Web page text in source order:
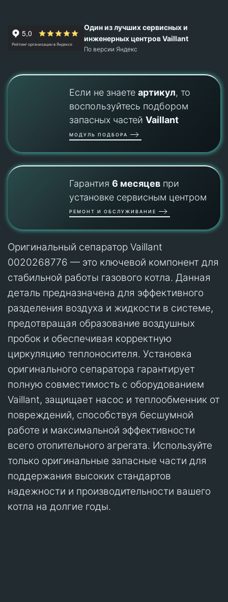
Один из лучших сервисных и
инженерных центров Vaillant
По версии Яндекс
Если не знаете артикул, то
воспользуйтесь подбором
запасных частей Vaillant
МОДУЛЬ ПОДБОРА
Гарантия 6 месяцевпри
установке сервисным центром
РЕМОНТ И ОБСЛУЖИВАНИЕ
Оригинальный сепаратор Vaillant
0020268776 — это ключевой компонент для
стабильной работы газового котла. Данная
деталь предназначена для эффективного
разделения воздуха и жидкости в системе,
предотвращая образование воздушных
пробок и обеспечивая корректную
циркуляцию теплоносителя. Установка
оригинального сепаратора гарантирует
полную совместимость с оборудованием
Vaillant, защищает насос и теплообменник от
повреждений, способствуя бесшумной
работе и максимальной эффективности
всего отопительного агрегата. Используйте
только оригинальные запасные части для
поддержания высоких стандартов
надежности и производительности вашего
котла на долгие годы.